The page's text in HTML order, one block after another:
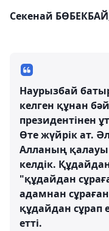
Секенай
Наурызбай
келген құнан
президентінен
Өте жүйрік ат.
Алланың
келдік.
"құдайдан
адамнан
құдайдан сұрап
етті.